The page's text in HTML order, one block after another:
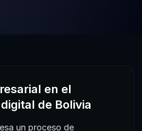
en el
de Bolivia
un proceso de